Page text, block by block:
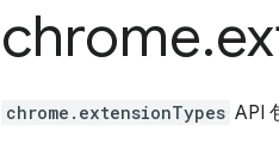
chrome.
chrome.extensionTypes API